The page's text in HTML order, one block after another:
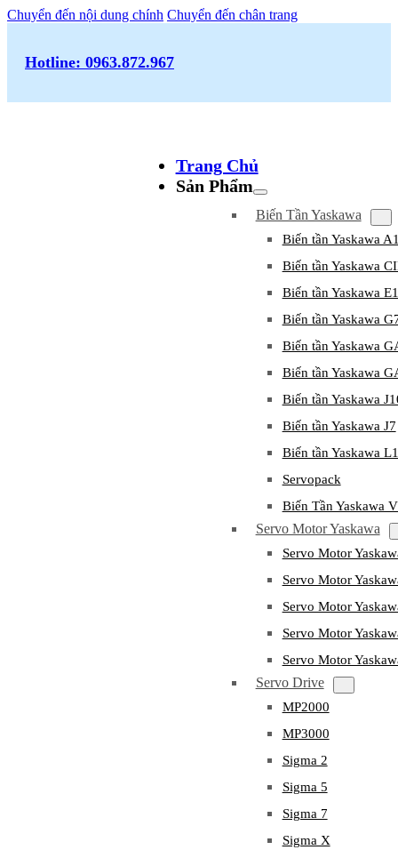
Chuyển đến nội dung chính Chuyển đến chân trang
Hotline: 0963.872.967
Trang Chủ
Sản Phẩm
Biến Tần Yaskawa
Biến tần Yaskawa
Biến tần Yaskawa
Biến tần Yaskawa
Biến tần Yaskawa
Biến tần Yaskawa
Biến tần Yaskawa
Biến tần Yaskawa
Biến tần Yaskawa J7
Biến tần Yaskawa
Servopack
Biến Tần Yaskawa
Servo Motor Yaskawa
Servo Motor
Servo Motor
Servo Motor
Servo Motor
Servo Motor
Servo Drive
MP2000
MP3000
Sigma 2
Sigma 5
Sigma 7
Sigma X